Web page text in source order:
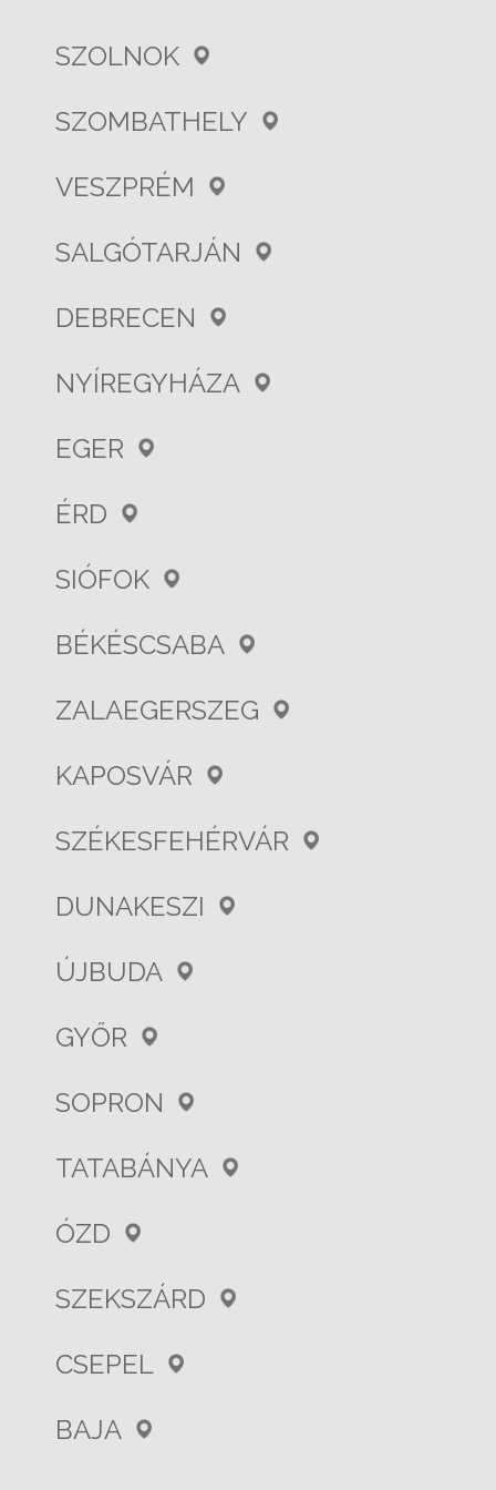
SZOLNOK
SZOMBATHELY
VESZPRÉM
SALGÓTARJÁN
DEBRECEN
NYÍREGYHÁZA
EGER
ÉRD
SIÓFOK
BÉKÉSCSABA
ZALAEGERSZEG
KAPOSVÁR
SZÉKESFEHÉRVÁR
DUNAKESZI
ÚJBUDA
GYŐR
SOPRON
TATABÁNYA
ÓZD
SZEKSZÁRD
CSEPEL
BAJA